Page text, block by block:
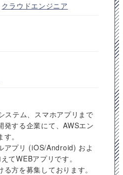
クラウドエンジニア
ステム、スマホアプリまで
発する企業にて、AWSエン
。
アプリ (iOS/Android) およ
てWEBアプリです。
方を募集しております。